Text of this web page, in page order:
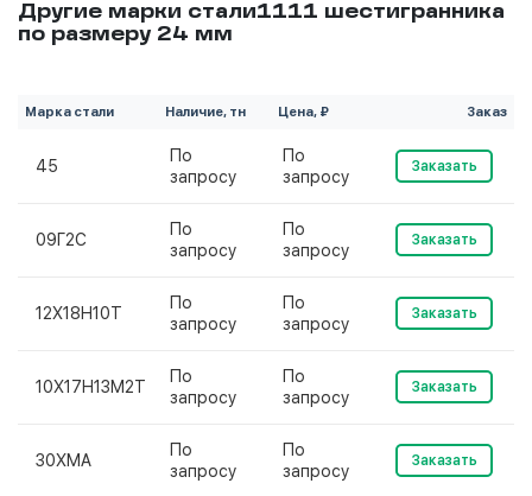
Другие марки стали1111 шестигранника
по размеру 24 мм
Марка стали Наличие, тн Цена, ₽ Заказ
45
По
запросу
По
запросу
Заказать
09Г2С
По
запросу
По
запросу
Заказать
12Х18Н10Т
По
запросу
По
запросу
Заказать
10Х17Н13М2Т
По
запросу
По
запросу
Заказать
30ХМА
По
запросу
По
запросу
Заказать